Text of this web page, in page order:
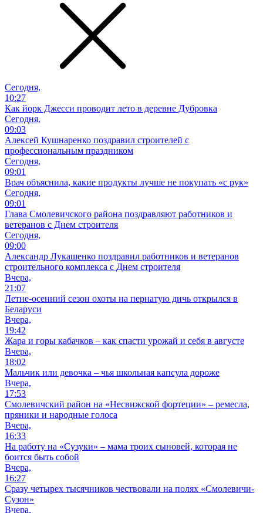
Сегодня,
10:27
Как йорк Джесси проводит лето в деревне Дубровка
Сегодня,
09:03
Алексей Кушнаренко поздравил строителей с
профессиональным праздником
Сегодня,
09:01
Врач объяснила, какие продукты лучше не покупать «с рук»
Сегодня,
09:01
Глава Смолевичского района поздравляют работников и
ветеранов с Днем строителя
Сегодня,
09:00
Александр Лукашенко поздравил работников и ветеранов
строительного комплекса с Днем строителя
Вчера,
21:07
Летне-осенний сезон охоты на пернатую дичь открылся в
Беларуси
Вчера,
19:42
Жара и горы кабачков – как спасти урожай и себя в августе
Вчера,
18:02
Мальчик или девочка – чья школьная капсула дороже
Вчера,
17:53
Смолевичский район на «Несвижской фортеции» – ремесла,
пряники и народные голоса
Вчера,
16:33
На работу на «Сузуки» – мама троих сыновей, которая не
боится быть собой
Вчера,
16:27
Сразу четырех тысячников чествовали на полях «Смолевичи-
Сузон»
Вчера,